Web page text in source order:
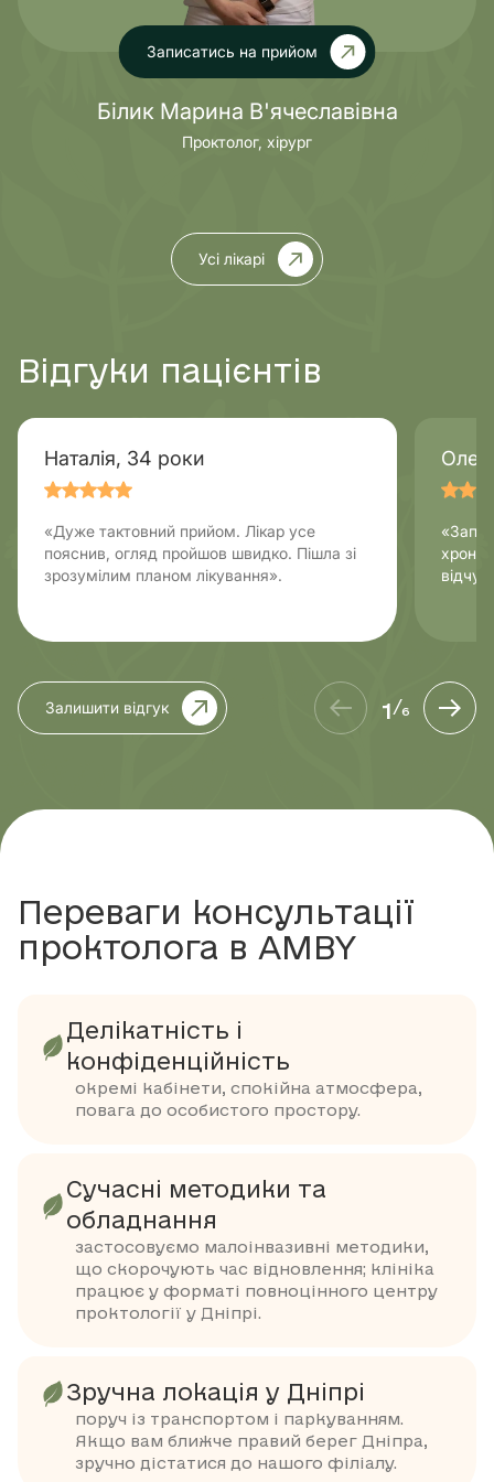
Записатись на прийом
Білик Марина В'ячеславівна
Проктолог, хірург
Усі лікарі
Відгуки пацієнтів
Наталія, 34 роки
«Дуже тактовний прийом. Лікар усе
пояснив, огляд пройшов швидко. Пішла зі
зрозумілим планом лікування».
Олег,
Залишити відгук 1/6
Переваги консультації
проктолога в AMBY
Делікатність і
конфіденційність
окремі кабінети, спокійна атмосфера,
повага до особистого простору.
Сучасні методики та
обладнання
застосовуємо малоінвазивні методики,
що скорочують час відновлення; клініка
працює у форматі повноцінного центру
проктології у Дніпрі.
Зручна локація у Дніпрі
поруч із транспортом і паркуванням.
Якщо вам ближче правий берег Дніпра,
зручно дістатися до нашого філіалу.